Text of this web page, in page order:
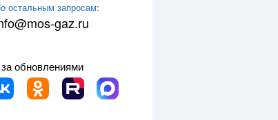
остальным запросам:
gaz.ru
обновлениями